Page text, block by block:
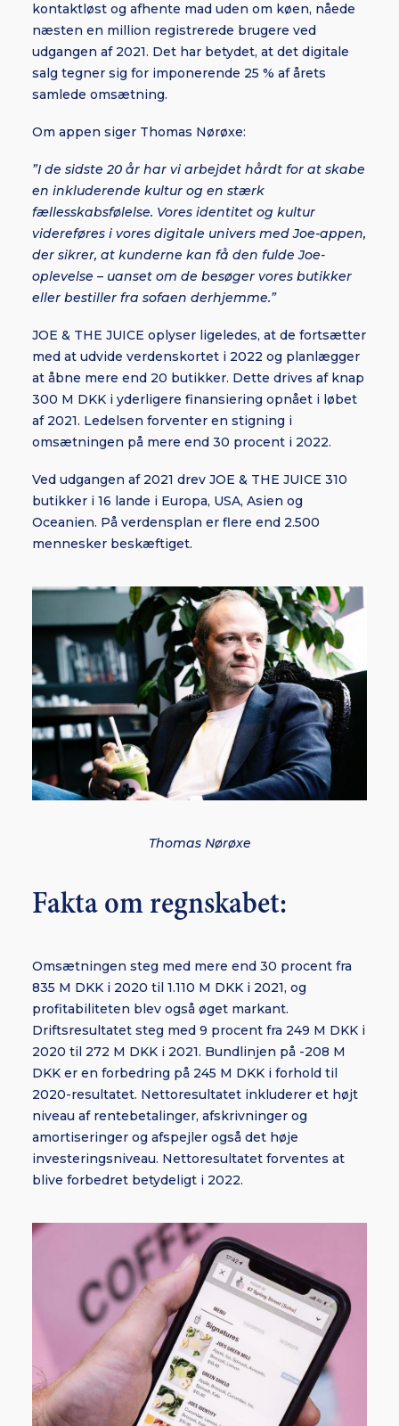
kontaktløst og afhente mad uden om køen, nåede
næsten en million registrerede brugere ved
udgangen af 2021. Det har betydet, at det digitale
salg tegner sig for imponerende 25 % af årets
samlede omsætning.
Om appen siger Thomas Nørøxe:
”I de sidste 20 år har vi arbejdet hårdt for at skabe
en inkluderende kultur og en stærk
fællesskabsfølelse. Vores identitet og kultur
videreføres i vores digitale univers med Joe-appen,
der sikrer, at kunderne kan få den fulde Joe-
oplevelse – uanset om de besøger vores butikker
eller bestiller fra sofaen derhjemme.”
JOE & THE JUICE oplyser ligeledes, at de fortsætter
med at udvide verdenskortet i 2022 og planlægger
at åbne mere end 20 butikker. Dette drives af knap
300 M DKK i yderligere finansiering opnået i løbet
af 2021. Ledelsen forventer en stigning i
omsætningen på mere end 30 procent i 2022.
Ved udgangen af 2021 drev JOE & THE JUICE 310
butikker i 16 lande i Europa, USA, Asien og
Oceanien. På verdensplan er flere end 2.500
mennesker beskæftiget.
Thomas Nørøxe
Fakta om regnskabet:
Omsætningen steg med mere end 30 procent fra
835 M DKK i 2020 til 1.110 M DKK i 2021, og
profitabiliteten blev også øget markant.
Driftsresultatet steg med 9 procent fra 249 M DKK i
2020 til 272 M DKK i 2021. Bundlinjen på -208 M
DKK er en forbedring på 245 M DKK i forhold til
2020-resultatet. Nettoresultatet inkluderer et højt
niveau af rentebetalinger, afskrivninger og
amortiseringer og afspejler også det høje
investeringsniveau. Nettoresultatet forventes at
blive forbedret betydeligt i 2022.